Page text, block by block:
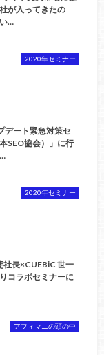
が入ってきたの
…
2020年セミナー
デート緊急対策セ
SEO協会）」に行
2020年セミナー
社長×CUEBiC 世一
コラボセミナーに
アフィマニの頭の中